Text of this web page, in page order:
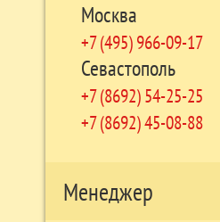
Москва
+7 (495) 966-09-17
Севастополь
+7 (8692) 54-25-25
+7 (8692) 45-08-88
Менеджер